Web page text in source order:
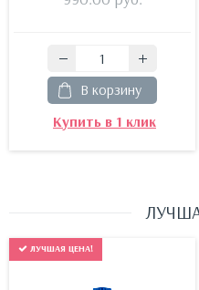
В корзину
Купить в 1 клик
ЛУЧШАЯ ЦЕНА!